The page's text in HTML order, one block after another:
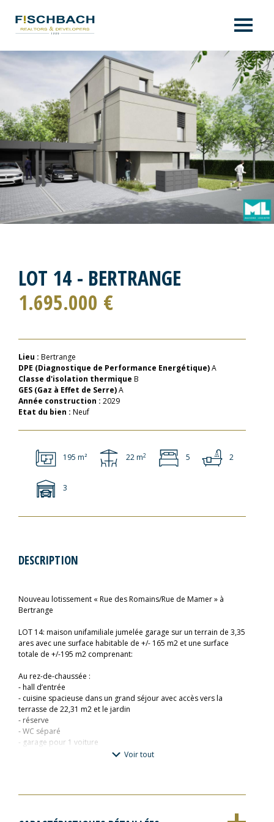
LOT 14 - BERTRANGE
1.695.000 €
Lieu : Bertrange
DPE (Diagnostique de Performance Energétique)A
Classe d'isolation thermique B
GES (Gaz à Effet de Serre)A
Année construction : 2029
Etat du bien : Neuf
195 m² 22 m2 5 2
3
DESCRIPTION
Nouveau lotissement « Rue des Romains/Rue de Mamer » à
Bertrange
LOT 14: maison unifamiliale jumelée garage sur un terrain de 3,35
ares avec une surface habitable de +/- 165 m2 et une surface
totale de +/-195 m2 comprenant:
Au rez-de-chaussée :
- hall d’entrée
- cuisine spacieuse dans un grand séjour avec accès vers la
terrasse de 22,31 m2 et le jardin
- réserve
- WC séparé
- garage pour 1 voiture
- carport de 19 m2 avec 2 emplacements extérieurs
- 4 chambres à coucher
Voir tout